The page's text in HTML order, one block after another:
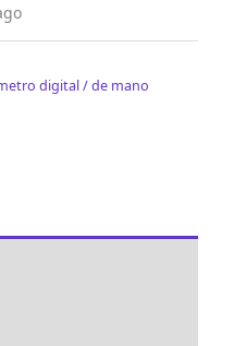
digital / de mano